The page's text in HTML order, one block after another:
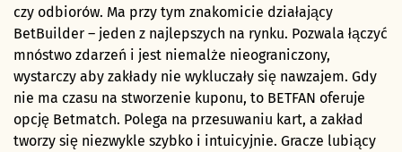
czy odbiorów. Ma przy tym znakomicie działający
BetBuilder – jeden z najlepszych na rynku. Pozwala łączyć
mnóstwo zdarzeń i jest niemalże nieograniczony,
wystarczy aby zakłady nie wykluczały się nawzajem. Gdy
nie ma czasu na stworzenie kuponu, to BETFAN oferuje
opcję Betmatch. Polega na przesuwaniu kart, a zakład
tworzy się niezwykle szybko i intuicyjnie. Gracze lubiący